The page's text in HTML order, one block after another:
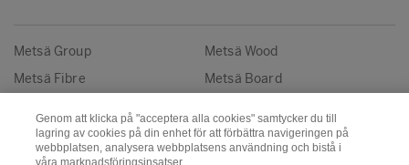
Metsä Group
Metsä Wood
Metsä Fibre
Metsä Board
Copyright © Metsä Group
Genom att klicka på "acceptera alla cookies" samtycker du till
lagring av cookies på din enhet för att förbättra navigeringen på
webbplatsen, analysera webbplatsens användning och bistå i
våra marknadsföringsinsatser.